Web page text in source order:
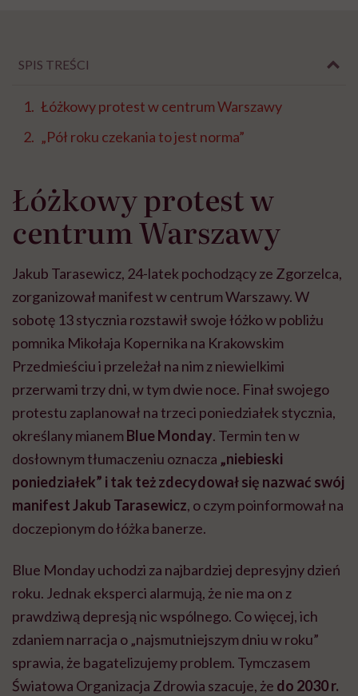
SPIS TREŚCI
Łóżkowy protest w centrum Warszawy
„Pół roku czekania to jest norma”
Łóżkowy protest w
centrum Warszawy
Jakub Tarasewicz, 24-latek pochodzący ze Zgorzelca,
zorganizował manifest w centrum Warszawy. W
sobotę 13 stycznia rozstawił swoje łóżko w pobliżu
pomnika Mikołaja Kopernika na Krakowskim
Przedmieściu i przeleżał na nim z niewielkimi
przerwami trzy dni, w tym dwie noce. Finał swojego
protestu zaplanował na trzeci poniedziałek stycznia,
określany mianemBlue Monday. Termin ten w
dosłownym tłumaczeniu oznacza „niebieski
poniedziałek” i tak też zdecydował się nazwać swój
manifest Jakub Tarasewicz, o czym poinformował na
doczepionym do łóżka banerze.
Blue Monday uchodzi za najbardziej depresyjny dzień
roku. Jednak eksperci alarmują, że nie ma on z
prawdziwą depresją nic wspólnego. Co więcej, ich
zdaniem narracja o „najsmutniejszym dniu w roku”
sprawia, że bagatelizujemy problem. Tymczasem
Światowa Organizacja Zdrowia szacuje, że do 2030 r.